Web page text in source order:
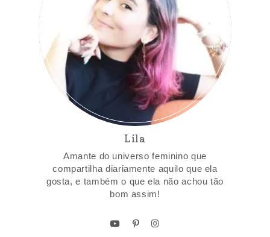
Lila
Amante do universo feminino que
compartilha diariamente aquilo que ela
gosta, e também o que ela não achou tão
bom assim!